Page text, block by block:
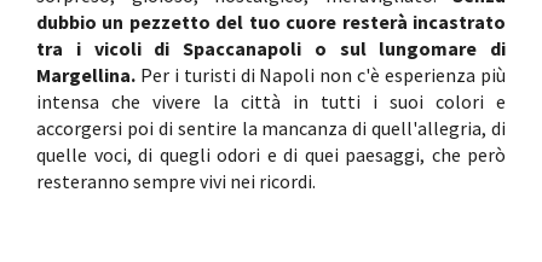
dubbio un pezzetto del tuo cuore resterà incastrato
tra i vicoli di Spaccanapoli o sul lungomare di
Margellina. Per i turisti di Napoli non c'è esperienza più
intensa che vivere la città in tutti i suoi colori e
accorgersi poi di sentire la mancanza di quell'allegria, di
quelle voci, di quegli odori e di quei paesaggi, che però
resteranno sempre vivi nei ricordi.